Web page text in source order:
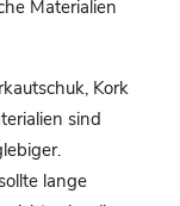
Materialien
Kork
sind
lange